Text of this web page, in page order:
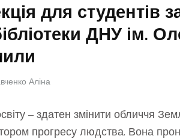
для студентів
ДНУ ім.
Аліна
– здатен змінити обличчя
прогресу людства. Вона